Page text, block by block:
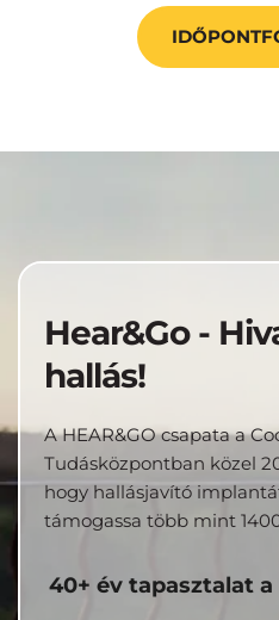
Hear&Go -
hallás!
A HEAR&GO csapata a
Tudásközpontban közel
hogy hallásjavító
támogassa több mint
40+ év tapasztalat